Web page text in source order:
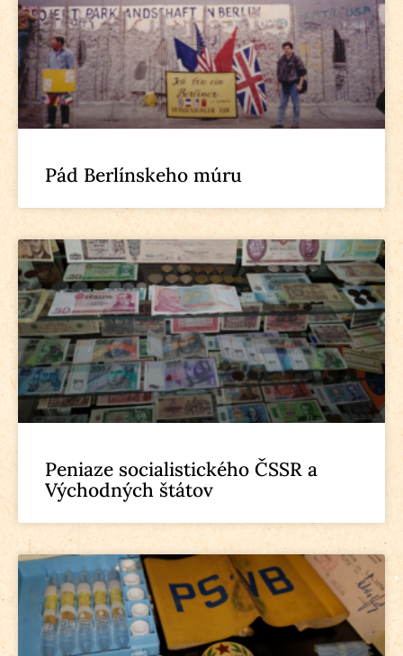
Pád Berlínskeho múru
Peniaze socialistického ČSSR a
Východných štátov